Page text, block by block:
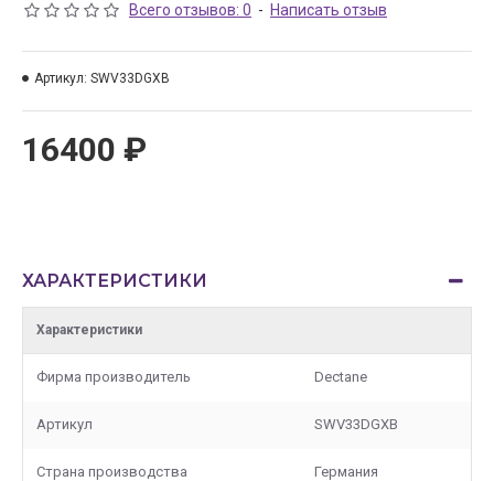
Всего отзывов: 0 - Написать отзыв
16400 ₽
Артикул: SWV33DGXB
ХАРАКТЕРИСТИКИ
Характеристики
Фирма производитель Dectane
Артикул SWV33DGXB
Страна производства Германия